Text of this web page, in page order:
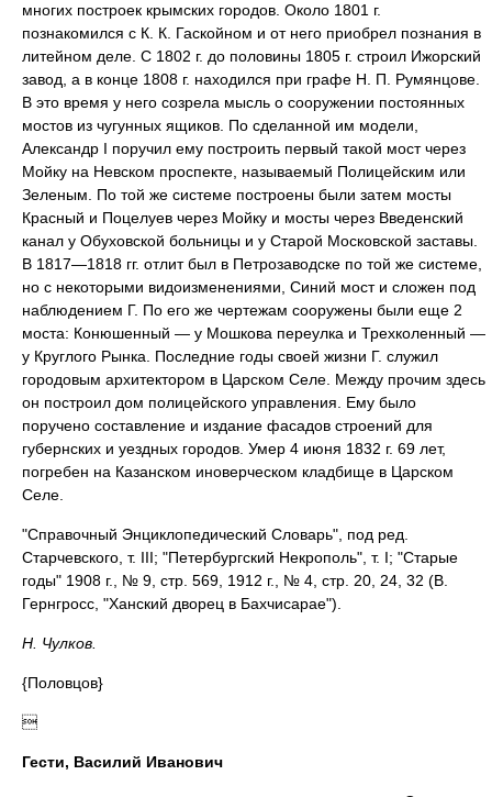
многих построек крымских городов. Около 1801 г.
познакомился с К. К. Гаскойном и от него приобрел познания в
литейном деле. С 1802 г. до половины 1805 г. строил Ижорский
завод, а в конце 1808 г. находился при графе Н. П. Румянцове.
В это время у него созрела мысль о сооружении постоянных
мостов из чугунных ящиков. По сделанной им модели,
Александр I поручил ему построить первый такой мост через
Мойку на Невском проспекте, называемый Полицейским или
Зеленым. По той же системе построены были затем мосты
Красный и Поцелуев через Мойку и мосты через Введенский
канал у Обуховской больницы и у Старой Московской заставы.
В 1817—1818 гг. отлит был в Петрозаводске по той же системе,
но с некоторыми видоизменениями, Синий мост и сложен под
наблюдением Г. По его же чертежам сооружены были еще 2
моста: Конюшенный — у Мошкова переулка и Трехколенный —
у Круглого Рынка. Последние годы своей жизни Г. служил
городовым архитектором в Царском Селе. Между прочим здесь
он построил дом полицейского управления. Ему было
поручено составление и издание фасадов строений для
губернских и уездных городов. Умер 4 июня 1832 г. 69 лет,
погребен на Казанском иноверческом кладбище в Царском
Селе.
"Справочный Энциклопедический Словарь", под ред.
Старчевского, т. III; "Петербургский Некрополь", т. I; "Старые
годы" 1908 г., № 9, стр. 569, 1912 г., № 4, стр. 20, 24, 32 (В.
Гернгросс, "Ханский дворец в Бахчисарае").
Н. Чулков.
{Половцов}

Гести, Василий Иванович